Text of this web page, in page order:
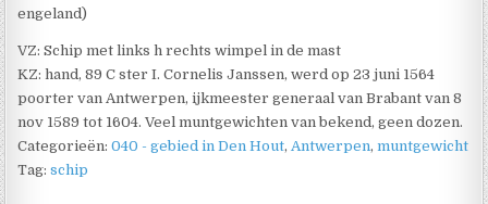
engeland)
VZ: Schip met links h rechts wimpel in de mast
KZ: hand, 89 C ster I. Cornelis Janssen, werd op 23 juni 1564
poorter van Antwerpen, ijkmeester generaal van Brabant van 8
nov 1589 tot 1604. Veel muntgewichten van bekend, geen dozen.
Categorieën:040 - gebied in Den Hout,Antwerpen,muntgewicht
Tag:schip